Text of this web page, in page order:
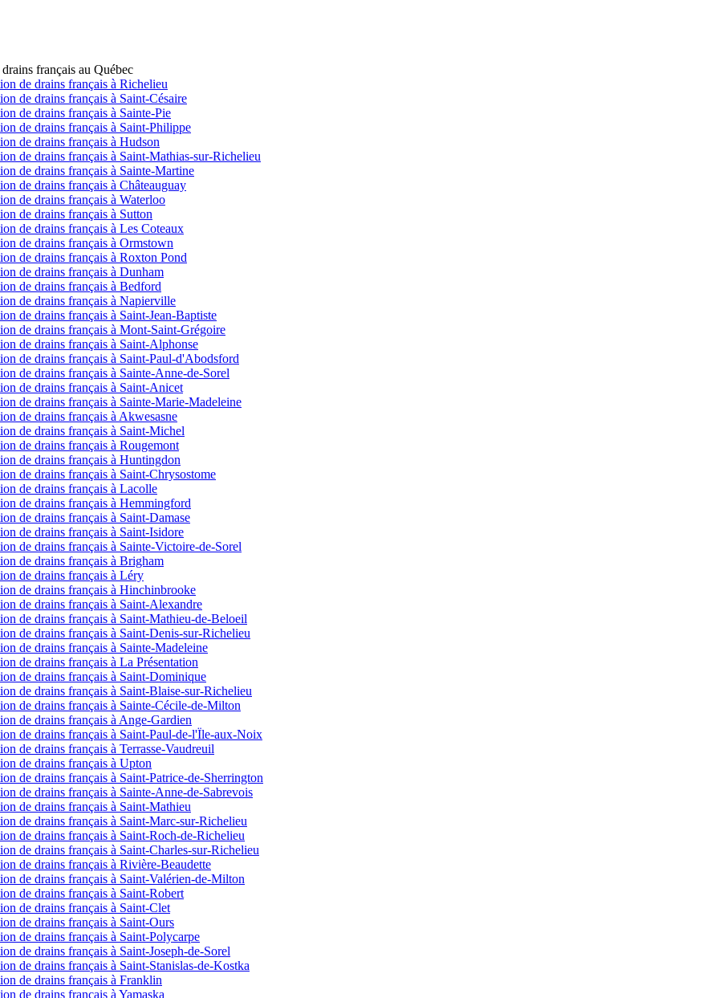
français au Québec
de drains français à Richelieu
de drains français à Saint-Césaire
de drains français à Sainte-Pie
de drains français à Saint-Philippe
de drains français à Hudson
de drains français à Saint-Mathias-sur-Richelieu
de drains français à Sainte-Martine
de drains français à Châteauguay
de drains français à Waterloo
de drains français à Sutton
de drains français à Les Coteaux
de drains français à Ormstown
de drains français à Roxton Pond
de drains français à Dunham
de drains français à Bedford
de drains français à Napierville
de drains français à Saint-Jean-Baptiste
de drains français à Mont-Saint-Grégoire
de drains français à Saint-Alphonse
de drains français à Saint-Paul-d'Abodsford
de drains français à Sainte-Anne-de-Sorel
de drains français à Saint-Anicet
de drains français à Sainte-Marie-Madeleine
de drains français à Akwesasne
de drains français à Saint-Michel
de drains français à Rougemont
de drains français à Huntingdon
de drains français à Saint-Chrysostome
de drains français à Lacolle
de drains français à Hemmingford
de drains français à Saint-Damase
de drains français à Saint-Isidore
de drains français à Sainte-Victoire-de-Sorel
de drains français à Brigham
de drains français à Léry
de drains français à Hinchinbrooke
de drains français à Saint-Alexandre
de drains français à Saint-Mathieu-de-Beloeil
de drains français à Saint-Denis-sur-Richelieu
de drains français à Sainte-Madeleine
de drains français à La Présentation
de drains français à Saint-Dominique
de drains français à Saint-Blaise-sur-Richelieu
de drains français à Sainte-Cécile-de-Milton
de drains français à Ange-Gardien
de drains français à Saint-Paul-de-l'Ïle-aux-Noix
de drains français à Terrasse-Vaudreuil
de drains français à Upton
de drains français à Saint-Patrice-de-Sherrington
de drains français à Sainte-Anne-de-Sabrevois
de drains français à Saint-Mathieu
de drains français à Saint-Marc-sur-Richelieu
de drains français à Saint-Roch-de-Richelieu
de drains français à Saint-Charles-sur-Richelieu
de drains français à Rivière-Beaudette
de drains français à Saint-Valérien-de-Milton
de drains français à Saint-Robert
de drains français à Saint-Clet
de drains français à Saint-Ours
de drains français à Saint-Polycarpe
de drains français à Saint-Joseph-de-Sorel
de drains français à Saint-Stanislas-de-Kostka
de drains français à Franklin
de drains français à Yamaska